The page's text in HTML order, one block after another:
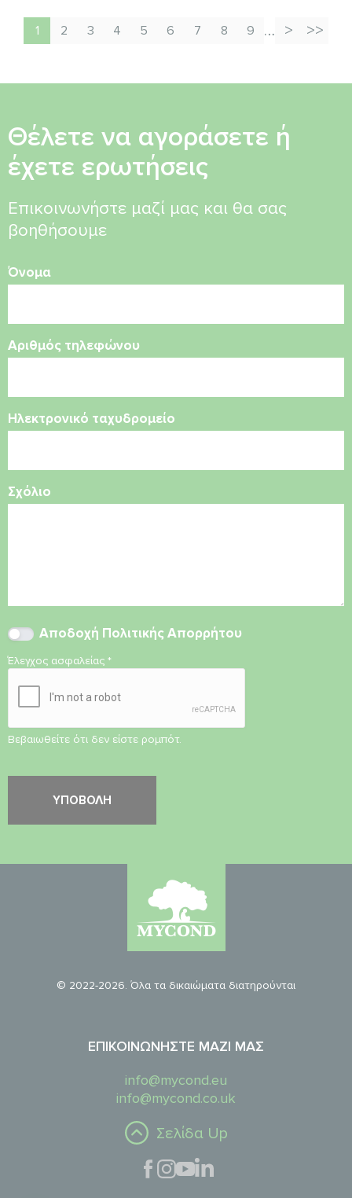
1 2 3 4 5 6 7 8 9 …
Θέλετε να αγοράσετε ή
έχετε ερωτήσεις
Επικοινωνήστε μαζί μας και θα σας
βοηθήσουμε
Όνομα
Αριθμός τηλεφώνου
Ηλεκτρονικό ταχυδρομείο
Σχόλιο
Αποδοχή Πολιτικής Απορρήτου
Έλεγχος ασφαλείας *
Βεβαιωθείτε ότι δεν είστε ρομπότ.
© 2022-2026. Όλα τα δικαιώματα διατηρούνται
ΕΠΙΚΟΙΝΩΝΉΣΤΕ ΜΑΖΊ ΜΑΣ
info@mycond.eu
info@mycond.co.uk
Σελίδα Up